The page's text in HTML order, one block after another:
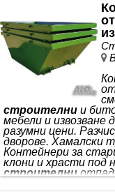
строителни и
мебели и извозване
разумни цени.
дворове.
Контейнери за
клони и храсти под
строителни